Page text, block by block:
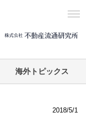
海外トピックス
2018/5/1